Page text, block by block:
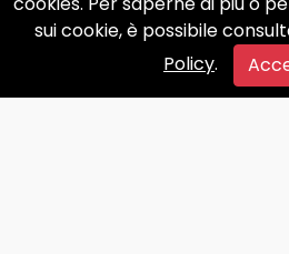
sui cookie, è possibile
Policy.